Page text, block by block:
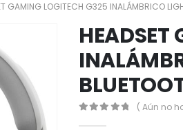
GAMING LOGITECH G325 INALÁMBRICO
HEADSET
( Aún no